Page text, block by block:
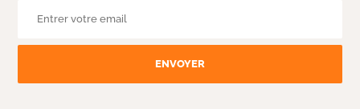
ENVOYER